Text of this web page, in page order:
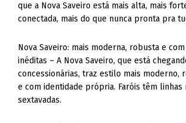
que a Nova Saveiro está mais alta, mais
conectada, mais do que nunca pronta pra
Nova Saveiro: mais moderna, robusta e
inéditas – A Nova Saveiro, que está
concessionárias, traz estilo mais moderno,
e com identidade própria. Faróis têm linhas
sextavadas.